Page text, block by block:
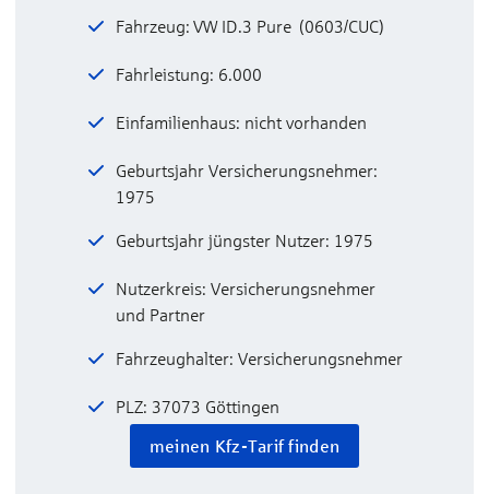
Fahrzeug: VW ID.3 Pure (0603/CUC)
Fahrleistung: 6.000
Einfamilienhaus: nicht vorhanden
Geburtsjahr Versicherungsnehmer:
1975
Geburtsjahr jüngster Nutzer: 1975
Nutzerkreis: Versicherungsnehmer
und Partner
Fahrzeughalter: Versicherungsnehmer
PLZ: 37073 Göttingen
meinen Kfz-Tarif finden